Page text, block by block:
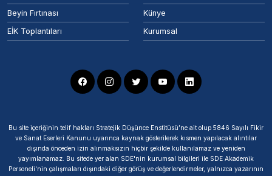
Beyin Fırtınası
EİK Toplantıları
Künye
Kurumsal
Bu site içeriğinin telif hakları Stratejik Düşünce Enstitüsü’ne ait olup 5846 Sayılı Fikir
ve Sanat Eserleri Kanunu uyarınca kaynak gösterilerek kısmen yapılacak alıntılar
dışında önceden izin alınmaksızın hiçbir şekilde kullanılamaz ve yeniden
yayımlanamaz. Bu sitede yer alan SDE'nin kurumsal bilgileri ile SDE Akademik
Personeli'nin çalışmaları dışındaki diğer görüş ve değerlendirmeler, yalnızca yazarının